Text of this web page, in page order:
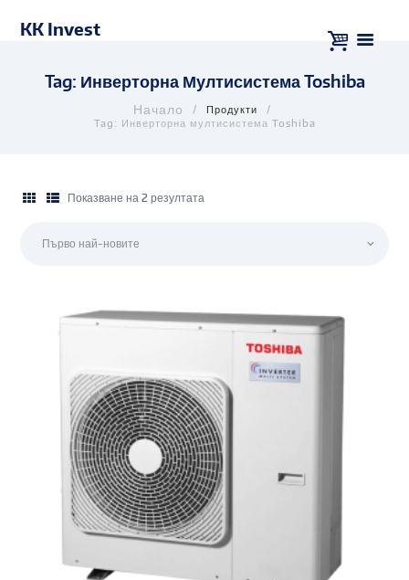
KK Invest
Tag: Инверторна Мултисистема Toshiba
Продукти
Tag: Инверторна мултисистема Toshiba
Показване на 2 резултата